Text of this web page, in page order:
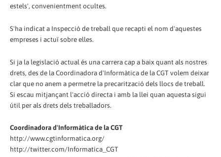
estels', convenientment ocultes.
S'ha indicat a Inspecció de treball que recapti el nom d'aquestes
empreses i actuï sobre elles.
Si ja la legislació actual és una carrera cap a baix quant als nostres
drets, des de la Coordinadora d'Informàtica de la CGT volem deixar
clar que no anem a permetre la precarització dels llocs de treball.
Si escau mitjançant l'acció directa i amb la llei quan aquesta sigui
útil per als drets dels treballadors.
Coordinadora d'Informàtica de la CGT
http://www.cgtinformatica.org/
http://twitter.com/Informatica_CGT